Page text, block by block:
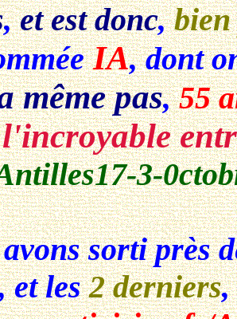
,et est donc,
IA, dont
même pas,55
l'incroyable
3-
sorti près
et les2 derniers,